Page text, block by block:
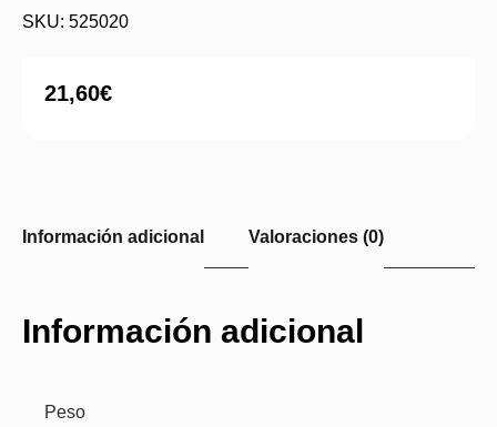
SKU: 525020
21,60€
Información adicional Valoraciones (0)
Información adicional
Peso